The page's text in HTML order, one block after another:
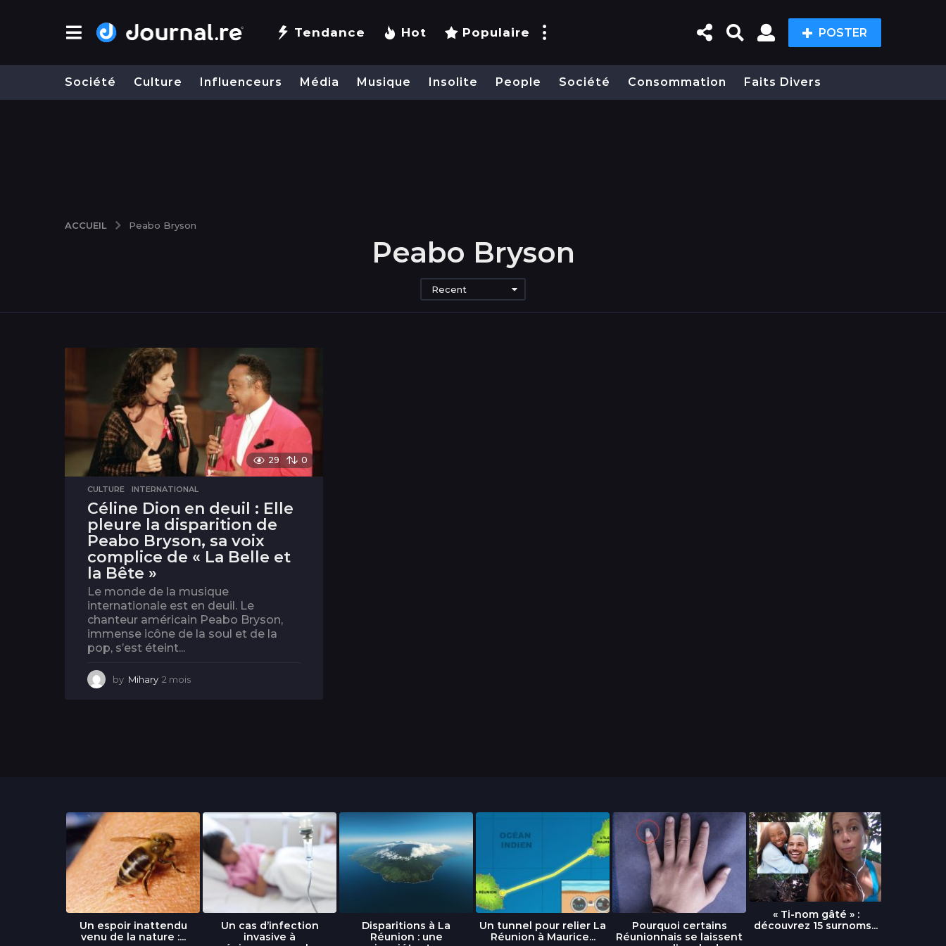
Tendance Hot Populaire POSTER
Société Culture Influenceurs Média Musique Insolite People Société Consommation Faits Divers
ACCUEIL Peabo Bryson
Peabo Bryson
Recent
29 0
CULTURE ,INTERNATIONAL
Céline Dion en deuil : Elle
pleure la disparition de
Peabo Bryson, sa voix
complice de « La Belle et
la Bête »
Le monde de la musique
internationale est en deuil. Le
chanteur américain Peabo Bryson,
immense icône de la soul et de la
pop, s’est éteint...
by Mihary 2 mois
Un espoir inattendu
venu de la nature :...
Un cas d’infection
invasive à
Disparitions à La
Réunion : une
Un tunnel pour relier La
Réunion à Maurice...
Pourquoi certains
Réunionnais se laissent
« Ti-nom gâté » :
découvrez 15 surnoms...